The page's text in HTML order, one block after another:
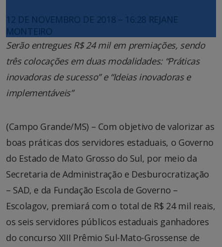
12 DE NOVEMBRO DE 2018 – 16:28 REJANE
MONTEIRO
Serão entregues R$ 24 mil em premiações, sendo
três colocações em duas modalidades: “Práticas
inovadoras de sucesso” e “Ideias inovadoras e
implementáveis”
(Campo Grande/MS) – Com objetivo de valorizar as
boas práticas dos servidores estaduais, o Governo
do Estado de Mato Grosso do Sul, por meio da
Secretaria de Administração e Desburocratização
– SAD, e da Fundação Escola de Governo –
Escolagov, premiará com o total de R$ 24 mil reais,
os seis servidores públicos estaduais ganhadores
do concurso XIII Prêmio Sul-Mato-Grossense de